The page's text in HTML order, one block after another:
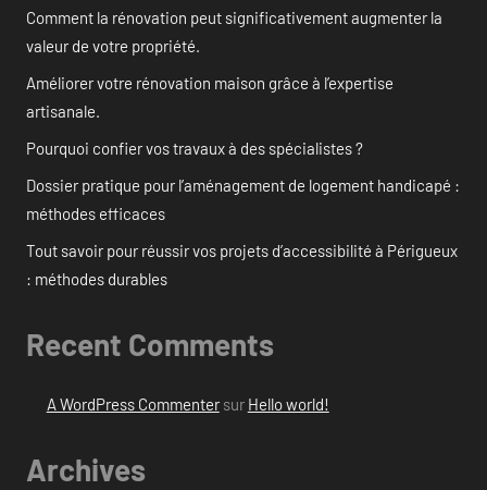
Comment la rénovation peut significativement augmenter la
valeur de votre propriété.
Améliorer votre rénovation maison grâce à l’expertise
artisanale.
Pourquoi confier vos travaux à des spécialistes ?
Dossier pratique pour l’aménagement de logement handicapé :
méthodes efficaces
Tout savoir pour réussir vos projets d’accessibilité à Périgueux
: méthodes durables
Recent Comments
A WordPress Commentersur Hello world!
Archives